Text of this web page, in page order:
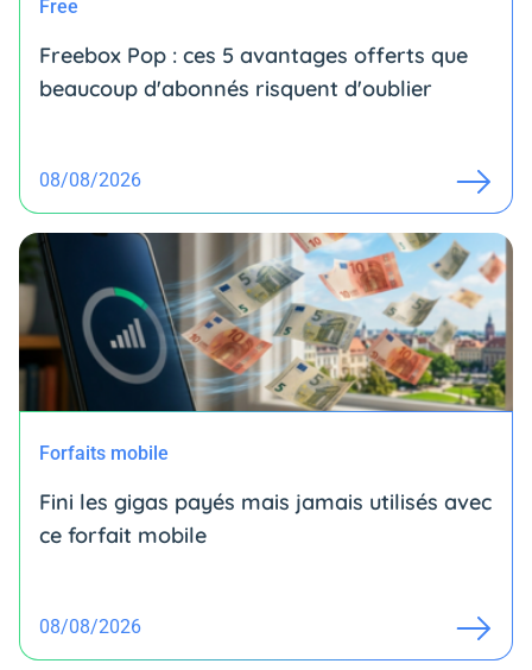
Free
Freebox Pop : ces 5 avantages offerts que
beaucoup d'abonnés risquent d'oublier
08/08/2026
Forfaits mobile
Fini les gigas payés mais jamais utilisés avec
ce forfait mobile
08/08/2026